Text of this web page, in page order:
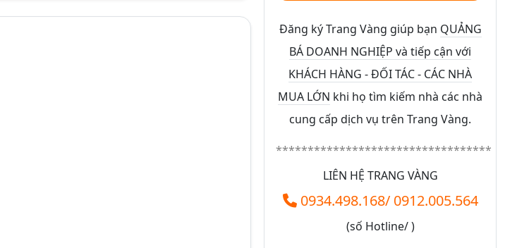
Đăng ký Trang Vàng giúp bạn QUẢNG
BÁ DOANH NGHIỆP và tiếp cận với
KHÁCH HÀNG - ĐỐI TÁC - CÁC NHÀ
MUA LỚN khi họ tìm kiếm nhà các nhà
cung cấp dịch vụ trên Trang Vàng.
**********************************
LIÊN HỆ TRANG VÀNG
0934.498.168/ 0912.005.564
(số Hotline/)